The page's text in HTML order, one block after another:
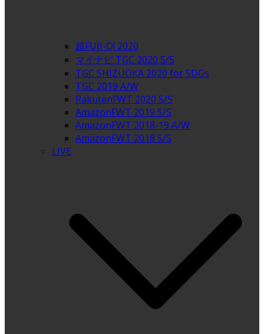
超FUJI-Q! 2020
マイナビ TGC 2020 S/S
TGC SHIZUOKA 2020 for SDGs
TGC 2019 A/W
RakutenFWT 2020 S/S
AmazonFWT 2019 S/S
AmazonFWT 2018-19 A/W
AmazonFWT 2018 S/S
LIVE